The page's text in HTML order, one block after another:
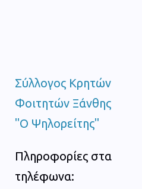
Σύλλογος Κρητών
Φοιτητών Ξάνθης
"Ο Ψηλορείτης"
Πληροφορίες στα
τηλέφωνα: